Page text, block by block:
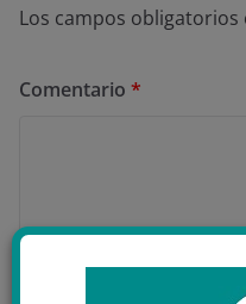
Los campos
Comentario *